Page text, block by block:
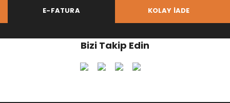
E-FATURA KOLAY İADE
Bizi Takip Edin